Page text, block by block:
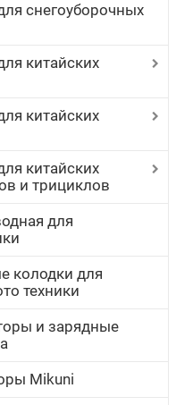
снегоуборочных
китайских
китайских
китайских
и трициклов
для
колодки для
техники
и зарядные
Mikuni